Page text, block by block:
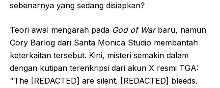
sebenarnya yang sedang disiapkan?
Teori awal mengarah pada God of Warbaru, namun
Cory Barlog dari Santa Monica Studio membantah
keterkaitan tersebut. Kini, misteri semakin dalam
dengan kutipan terenkripsi dari akun X resmi TGA:
"The [REDACTED] are silent. [REDACTED] bleeds.